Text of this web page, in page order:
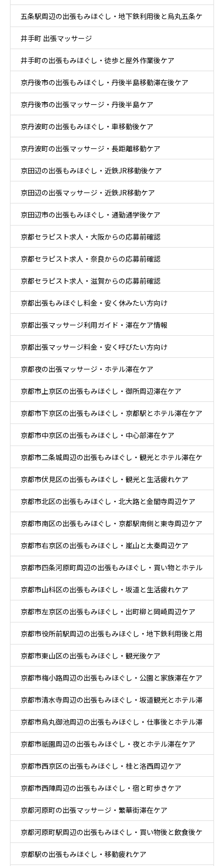
りケア
五条駅周辺の出張もみほぐし・地下鉄利用後と烏丸五条ケ
ア
井手町 出張マッサージ
井手町の出張もみほぐし・徒歩と屋外作業後ケア
京丹後市の出張もみほぐし・丹後半島移動滞在後ケア
京丹後市の出張マッサージ・丹後半島ケア
京丹波町の出張もみほぐし・車移動後ケア
京丹波町の出張マッサージ・長距離移動ケア
京田辺の出張もみほぐし・近鉄JR移動後ケア
京田辺の出張マッサージ・近鉄JR移動ケア
京田辺市の出張もみほぐし・通勤通学後ケア
京都セラピスト求人・大阪からの応募前確認
京都セラピスト求人・奈良からの応募前確認
京都セラピスト求人・滋賀からの応募前確認
京都出張もみほぐし料金・安く休みたい方向け
京都出張マッサージ利用ガイド・滞在ケア情報
京都出張マッサージ料金・安く呼びたい方向け
京都夜の出張マッサージ・ホテル滞在ケア
京都市上京区の出張もみほぐし・御所周辺滞在ケア
京都市下京区の出張もみほぐし・京都駅とホテル滞在ケア
京都市中京区の出張もみほぐし・中心部滞在ケア
京都市二条城周辺の出張もみほぐし・観光とホテル滞在ケ
ア
京都市伏見区の出張もみほぐし・観光と生活疲れケア
京都市北区の出張もみほぐし・北大路と金閣寺周辺ケア
京都市南区の出張もみほぐし・京都駅南側と東寺周辺ケア
京都市右京区の出張もみほぐし・嵐山と太秦周辺ケア
京都市四条河原町周辺の出張もみほぐし・買い物とホテル
滞在ケア
京都市山科区の出張もみほぐし・坂道と生活疲れケア
京都市左京区の出張もみほぐし・出町柳と岡崎周辺ケア
京都市役所前駅周辺の出張もみほぐし・地下鉄利用後と用
事後ケア
京都市東山区の出張もみほぐし・観光後ケア
京都市梅小路周辺の出張もみほぐし・公園と家族滞在ケア
京都市清水寺周辺の出張もみほぐし・坂道観光とホテル滞
在ケア
京都市烏丸御池周辺の出張もみほぐし・仕事後とホテル滞
在ケア
京都市祇園周辺の出張もみほぐし・夜とホテル滞在ケア
京都市西京区の出張もみほぐし・桂と洛西周辺ケア
京都市西陣周辺の出張もみほぐし・宿と町歩きケア
京都河原町の出張マッサージ・繁華街滞在ケア
京都河原町駅周辺の出張もみほぐし・買い物後と飲食後ケ
ア
京都駅の出張もみほぐし・移動疲れケア